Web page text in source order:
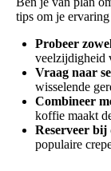
tips om je
Probeer
veelzijdigheid
Vraag naar
wisselende
Combineer
koffie maakt
Reserveer
populaire